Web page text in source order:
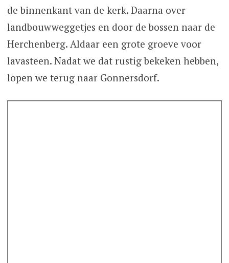
de binnenkant van de kerk. Daarna over
landbouwweggetjes en door de bossen naar de
Herchenberg. Aldaar een grote groeve voor
lavasteen. Nadat we dat rustig bekeken hebben,
lopen we terug naar Gonnersdorf.